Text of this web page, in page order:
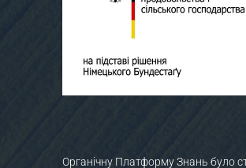
Органічну Платформу Знань було